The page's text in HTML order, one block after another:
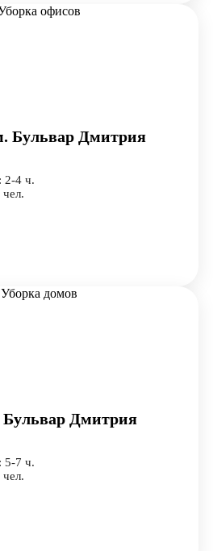
Бульвар Дмитрия
2-4 ч.
Дмитрия
5-7 ч.